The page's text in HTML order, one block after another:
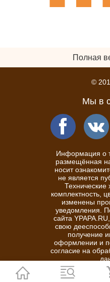
Полная
©
Мы в
Информация о
размещённая
носит
не является
Технические
комплектность,
изменены
уведомления.
сайта
свою
получение
оформлении и
согласие на
Политика